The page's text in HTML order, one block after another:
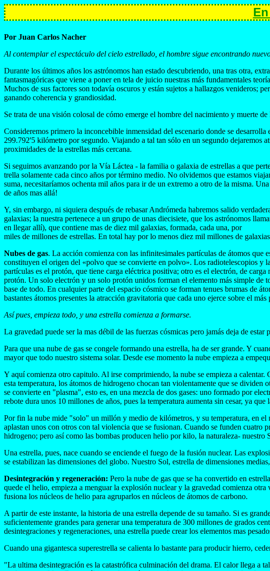
Por Juan Carlos Nacher
Al contemplar el espectáculo del cielo estrellado, el hombre sigue encontrando
Durante los últimos años los astrónomos han estado descubriendo, una tras otra,
fantasmagóricas que viene a poner en tela de juicio nuestras más fundamentales
Muchos de sus factores son todavía oscuros y están sujetos a hallazgos venideros;
ganando coherencia y grandiosidad.
Se trata de una visión colosal de cómo emerge el hombre del nacimiento y muerte
Consideremos primero la inconcebible inmensidad del escenario donde se
299.792'5 kilómetro por segundo. Viajando a tal tan sólo en un segundo dejaremos
proximidades de la estrellas más cercana.
Si seguimos avanzando por la Vía Láctea - la familia o galaxia de estrellas a que
trella solamente cada cinco años por término medio. No olvidemos que estamos
suma, necesitaríamos ochenta mil años para ir de un extremo a otro de la misma.
de años mas allá!
Y, sin embargo, ni siquiera después de rebasar Andrómeda habremos salido
galaxias; la nuestra pertenece a un grupo de unas diecisiete, que los astrónomos
en llegar allí), que contiene mas de diez mil galaxias, formada, cada una, por
miles de millones de estrellas. En total hay por lo menos diez mil millones de
Nubes de gas. La acción comienza con las infinitesimales partículas de átomos que
constituyen el origen del «polvo que se convierte en polvo». Los radiotelescopios y
partículas es el protón, que tiene carga eléctrica positiva; otro es el electrón, de
protón. Un solo electrón y un solo protón unidos forman el elemento más simple de
base de todo. En cualquier parte del espacio cósmico se forman tenues brumas de
bastantes átomos presentes la atracción gravitatoria que cada uno ejerce sobre el
Así pues, empieza todo, y una estrella comienza a formarse.
La gravedad puede ser la mas débil de las fuerzas cósmicas pero jamás deja de
Para que una nube de gas se congele formando una estrella, ha de ser grande. Y
mayor que todo nuestro sistema solar. Desde ese momento la nube empieza a
Y aquí comienza otro capitulo. Al irse comprimiendo, la nube se empieza a
esta temperatura, los átomos de hidrogeno chocan tan violentamente que se
se convierte en "plasma", esto es, en una mezcla de dos gases: uno formado por
rebote dura unos 10 millones de años, pues la temperatura aumenta sin cesar, ya que
Por fin la nube mide "solo" un millón y medio de kilómetros, y su temperatura, en
aplastan unos con otros con tal violencia que se fusionan. Cuando se funden
hidrogeno; pero así como las bombas producen helio por kilo, la naturaleza-
Una estrella, pues, nace cuando se enciende el fuego de la fusión nuclear. Las
se estabilizan las dimensiones del globo. Nuestro Sol, estrella de dimensiones
Desintegración y regeneración: Pero la nube de gas que se ha convertido en
quede el helio, empieza a menguar la explosión nuclear y la gravedad comienza
fusiona los núcleos de helio para agruparlos en núcleos de átomos de carbono.
A partir de este instante, la historia de una estrella depende de su tamaño. Si es
suficientemente grandes para generar una temperatura de 300 millones de grados
desintegraciones y regeneraciones, una estrella puede crear los elementos mas
Cuando una gigantesca superestrella se calienta lo bastante para producir hierro,
"La ultima desintegración es la catastrófica culminación del drama. El calor llega a